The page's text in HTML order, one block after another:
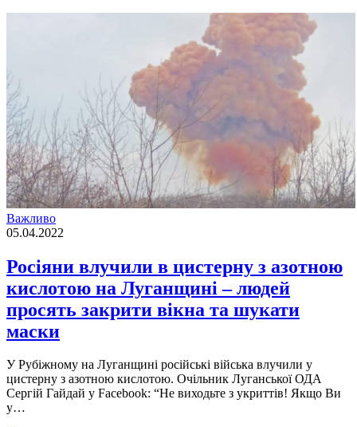
Важливо
05.04.2022
Росіяни влучили в цистерну з азотною
кислотою на Луганщині – людей
просять закрити вікна та шукати
маски
У Рубіжному на Луганщині російські війська влучили у
цистерну з азотною кислотою. Очільник Луганської ОДА
Сергій Гайдай у Facebook: “Не виходьте з укриттів! Якщо Ви
у…